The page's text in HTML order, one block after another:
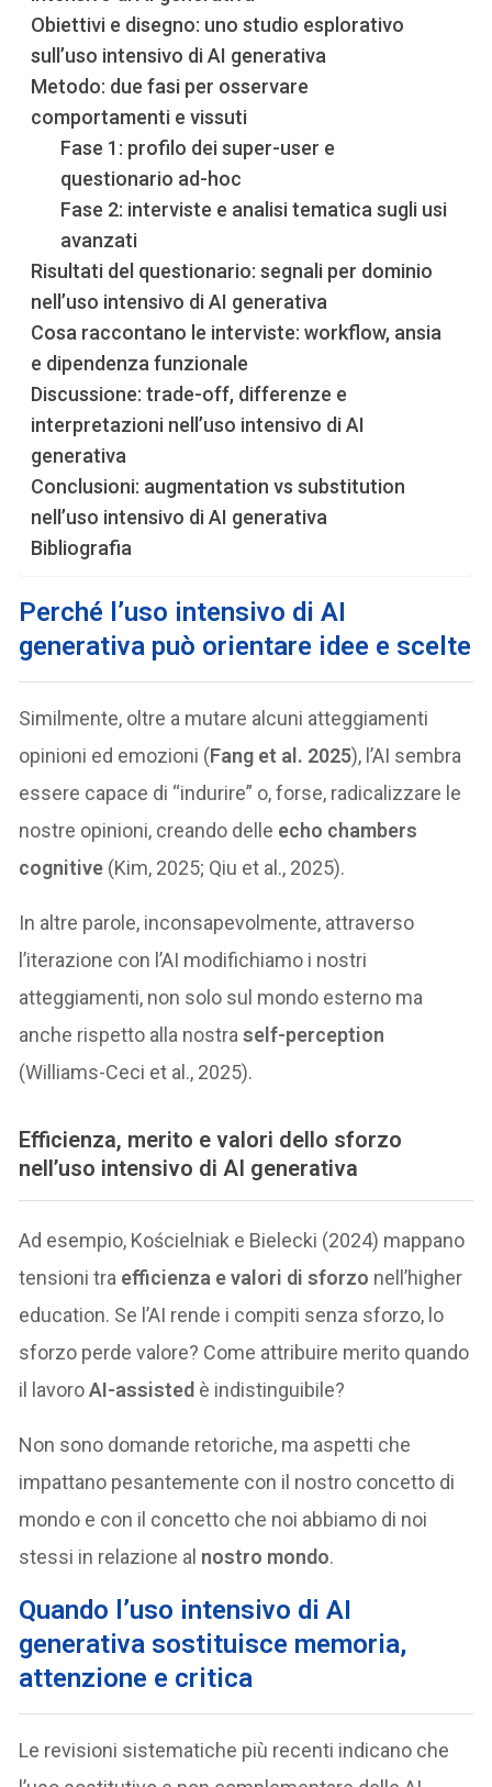
Obiettivi e disegno: uno studio esplorativo
sull’uso intensivo di AI generativa
Metodo: due fasi per osservare
comportamenti e vissuti
Fase 1: profilo dei super-user e
questionario ad-hoc
Fase 2: interviste e analisi tematica sugli usi
avanzati
Risultati del questionario: segnali per dominio
nell’uso intensivo di AI generativa
Cosa raccontano le interviste: workflow, ansia
e dipendenza funzionale
Discussione: trade-off, differenze e
interpretazioni nell’uso intensivo di AI
generativa
Conclusioni: augmentation vs substitution
nell’uso intensivo di AI generativa
Bibliografia
Perché l’uso intensivo di AI
generativa può orientare idee e scelte
Similmente, oltre a mutare alcuni atteggiamenti
opinioni ed emozioni (Fang et al. 2025), l’AI sembra
essere capace di “indurire” o, forse, radicalizzare le
nostre opinioni, creando delle echo chambers
cognitive (Kim, 2025; Qiu et al., 2025).
In altre parole, inconsapevolmente, attraverso
l’iterazione con l’AI modifichiamo i nostri
atteggiamenti, non solo sul mondo esterno ma
anche rispetto alla nostraself-perception
(Williams-Ceci et al., 2025).
Efficienza, merito e valori dello sforzo
nell’uso intensivo di AI generativa
Ad esempio, Kościelniak e Bielecki (2024) mappano
tensioni tra efficienza e valori di sforzo nell’higher
education. Se l’AI rende i compiti senza sforzo, lo
sforzo perde valore? Come attribuire merito quando
il lavoroAI-assisted è indistinguibile?
Non sono domande retoriche, ma aspetti che
impattano pesantemente con il nostro concetto di
mondo e con il concetto che noi abbiamo di noi
stessi in relazione al nostro mondo.
Quando l’uso intensivo di AI
generativa sostituisce memoria,
attenzione e critica
Le revisioni sistematiche più recenti indicano che